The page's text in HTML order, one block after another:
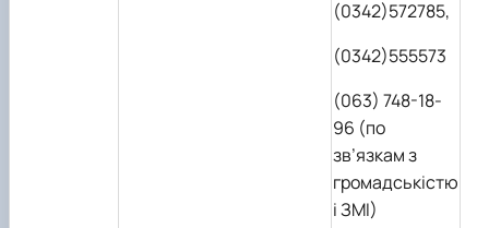
(0342)572785,
(0342)555573
(063) 748-18-
96 (по
зв’язкам з
громадськістю
і ЗМІ)